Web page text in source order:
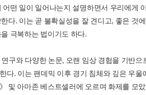
떤 일이 일어나는지 설명하면서 우리에게
다. 이는 곧 불확실성을 잘 견디고, 좋은 것
극복하는 법이기도 하다.
구와 다양한 논문, 오랜 임상 경험을 기반
다. 이는 팬데믹 이후 경기 침체와 깊은 우
및 아마존 베스트셀러에 오르며 화제를 모